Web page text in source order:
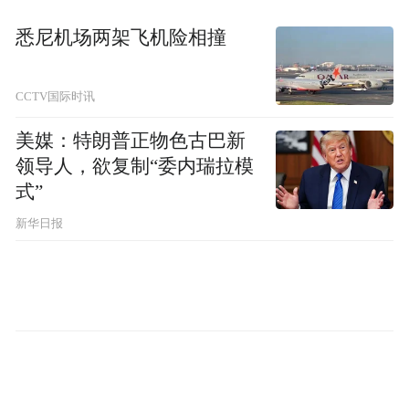
悉尼机场两架飞机险相撞
CCTV国际时讯
美媒：特朗普正物色古巴新
领导人，欲复制“委内瑞拉模
式”
新华日报